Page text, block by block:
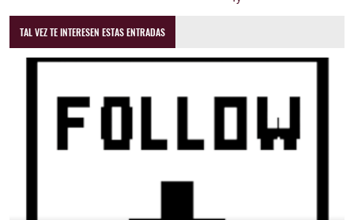
TAL VEZ TE INTERESEN ESTAS ENTRADAS